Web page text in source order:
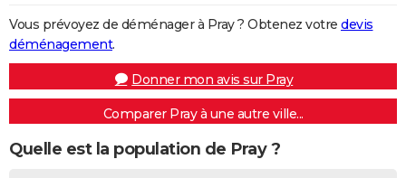
Vous prévoyez de déménager à Pray ? Obtenez votre devis
déménagement.
Donner mon avis sur Pray
Comparer Pray à une autre ville...
Quelle est la population de Pray ?